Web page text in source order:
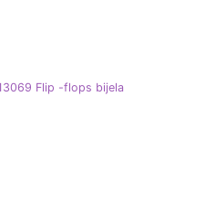
Flip -flops bijela